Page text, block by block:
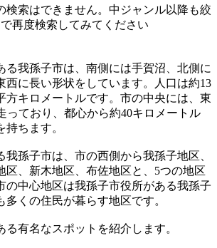
検索はできません。中ジャンル以降も絞
再度検索してみてください
る我孫子市は、南側には手賀沼、北側に
西に長い形状をしています。人口は約13
方キロメートルです。市の中央には、東
っており、都心から約40キロメートル
ちます。
我孫子市は、市の西側から我孫子地区、
区、新木地区、布佐地区と、5つの地区
の中心地区は我孫子市役所がある我孫子
くの住民が暮らす地区です。
る有名なスポットを紹介します。